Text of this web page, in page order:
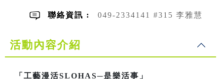
聯絡資訊 : 049-2334141 #315 李雅慧
活動內容介紹
「工藝漫活SLOHAS─是樂活事」